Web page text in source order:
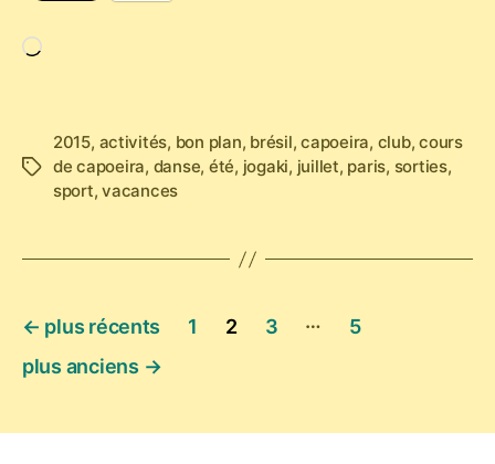
Étiquettes
2015, activités, bon plan, brésil,capoeira, club,cours
de capoeira, danse, été, jogaki, juillet, paris, sorties,
sport,vacances
Pagination
des
← plus récents 1 2 3 …
5
plus anciens →